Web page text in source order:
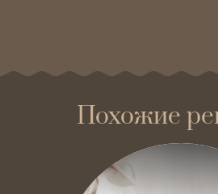
Похожие